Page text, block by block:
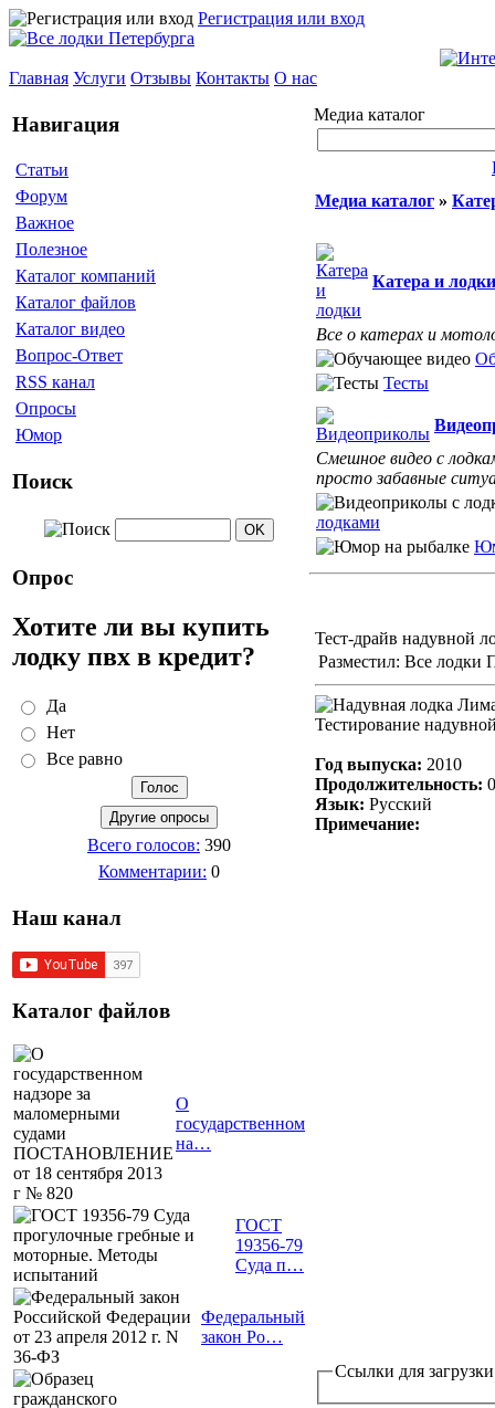
Регистрация или вход
Главная Услуги Отзывы Контакты О нас
Навигация
Статьи
Форум
Важное
Полезное
Каталог компаний
Каталог файлов
Каталог видео
Вопрос-Ответ
RSS канал
Опросы
Юмор
Поиск
Опрос
Хотите ли вы купить
лодку пвх в кредит?
Да
Нет
Все равно
Всего голосов: 390
Комментарии: 0
Наш канал
Каталог файлов
О
государственном
на…
ГОСТ
19356-79
Суда п…
Федеральный
закон Ро…
Медиа каталог
Медиа каталог »
Катера и лодки
Все о катерах и
Тесты
Смешное видео с
просто забавные
лодками
Тест-драйв надувной
Разместил: Все лодки
Тестирование
Год выпуска: 2010
Продолжительность:
Язык: Русский
Примечание:
Ссылки для загрузки